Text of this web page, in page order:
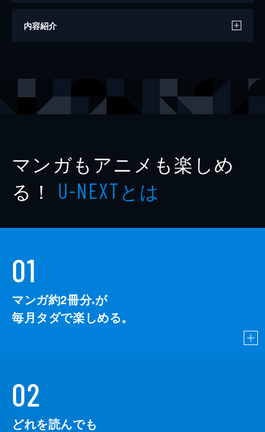
著者
内容紹介
マンガもアニメも楽しめ
る！ U-NEXTとは
01
マンガ約2冊分※が
毎月タダで楽しめる。
02
どれを読んでも